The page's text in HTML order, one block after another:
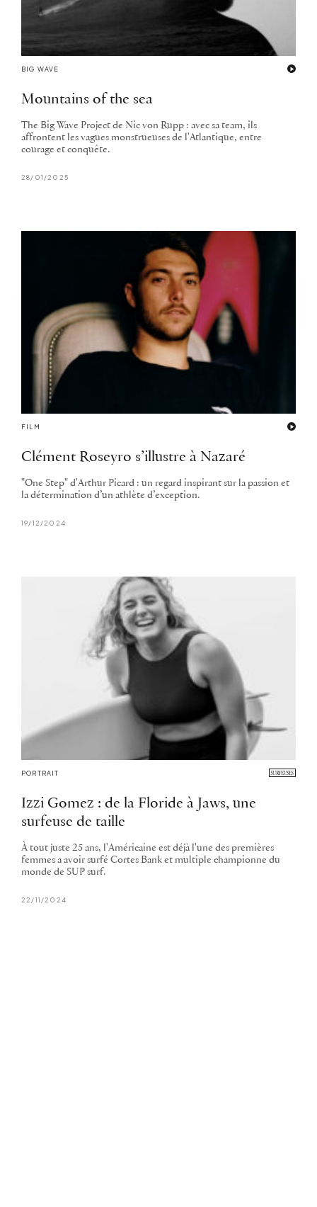
BIG WAVE
Mountains of the sea
The Big Wave Project de Nic von Rupp : avec sa team, ils
affrontent les vagues monstrueuses de l'Atlantique, entre
courage et conquête.
28/01/2025
FILM
Clément Roseyro s’illustre à Nazaré
"One Step" d'Arthur Picard : un regard inspirant sur la passion et
la détermination d’un athlète d’exception.
19/12/2024
PORTRAIT
Izzi Gomez : de la Floride à Jaws, une
surfeuse de taille
À tout juste 25 ans, l'Américaine est déjà l'une des premières
femmes a avoir surfé Cortes Bank et multiple championne du
monde de SUP surf.
22/11/2024